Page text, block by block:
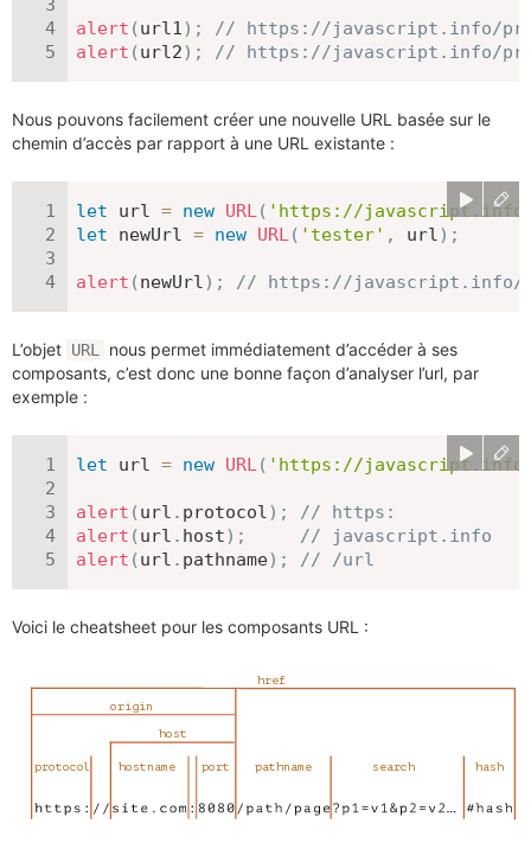
alert (url1) ;
// https://javascript.info/
alert (url2) ; // https://javascript.info/
Nous pouvons facilement créer une nouvelle URL basée sur le
chemin d’accès par rapport à une URL existante :
let url = new URL( 'https://
let newUrl = new URL( 'tester' , url) ;
alert (newUrl) ; // https://javascript.info/
L’objet URL
nous permet immédiatement d’accéder à ses
composants, c’est donc une bonne façon d’analyser l’url, par
exemple :
let url = new URL( 'https://
alert (url . protocol) ;
// https:
alert (url . host) ;
// javascript.info
alert (url . pathname) ; // /url
Voici le cheatsheet pour les composants URL :